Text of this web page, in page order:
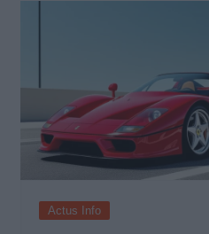
Actus Info